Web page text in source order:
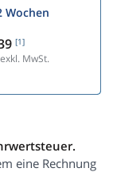
Wochen
[1]
exkl. MwSt.
eine Rechnung